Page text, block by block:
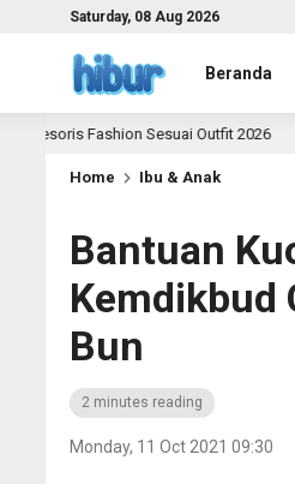
Saturday, 08 Aug 2026
Beranda
Sesuai Outfit 2026 2 month ago
Home Ibu & Anak
Bantuan
Kemdikbud
Bun
2 minutes reading
Monday, 11 Oct 2021 09:30